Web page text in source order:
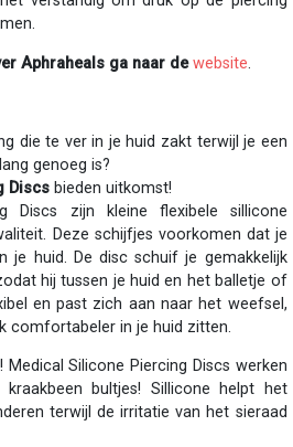
Aphraheals ga naar de website.
die te ver in je huid zakt terwijl je een
genoeg is?
Discs bieden uitkomst!
Discs zijn kleine flexibele sillicone
Deze schijfjes voorkomen dat je
je huid. De disc schuif je gemakkelijk
hij tussen je huid en het balletje of
en past zich aan naar het weefsel,
comfortabeler in je huid zitten.
Silicone Piercing Discs werken
bultjes! Sillicone helpt het
terwijl de irritatie van het sieraad